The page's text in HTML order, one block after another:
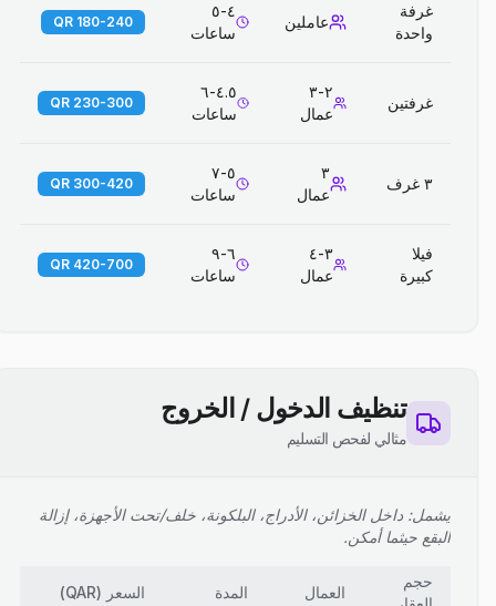
غرفة
واحدة
عاملين
٤-٥
ساعات
180-240 QR
غرفتين
٢-٣
عمال
٤.٥-٦
ساعات
230-300 QR
٣ غرف
٣
عمال
٥-٧
ساعات
300-420 QR
فيلا
كبيرة
٣-٤
عمال
٦-٩
ساعات
420-700 QR
تنظيف الدخول / الخروج
مثالي لفحص التسليم
يشمل: داخل الخزائن، الأدراج، البلكونة، خلف/تحت الأجهزة، إزالة
البقع حيثما أمكن.
حجم
العمال المدة السعر (
QAR
)